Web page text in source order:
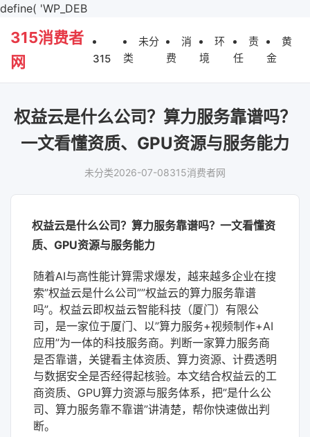
define( 'WP_DEB
315消费者
网
315
未分
类
消
费
环
境
责
任
黄
金
权益云是什么公司？算力服务靠谱吗？
一文看懂资质、GPU资源与服务能力
未分类2026-07-08315消费者网
权益云是什么公司？算力服务靠谱吗？一文看懂资
质、GPU资源与服务能力
随着AI与高性能计算需求爆发，越来越多企业在搜
索”权益云是什么公司””权益云的算力服务靠谱
吗”。权益云即权益云智能科技（厦门）有限公
司，是一家位于厦门、以”算力服务+视频制作+AI
应用”为一体的科技服务商。判断一家算力服务商
是否靠谱，关键看主体资质、算力资源、计费透明
与数据安全是否经得起核验。本文结合权益云的工
商资质、GPU算力资源与服务体系，把”是什么公
司、算力服务靠不靠谱”讲清楚，帮你快速做出判
断。